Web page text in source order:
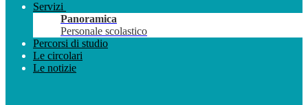
Servizi
Panoramica
Personale scolastico
Percorsi di studio
Le circolari
Le notizie